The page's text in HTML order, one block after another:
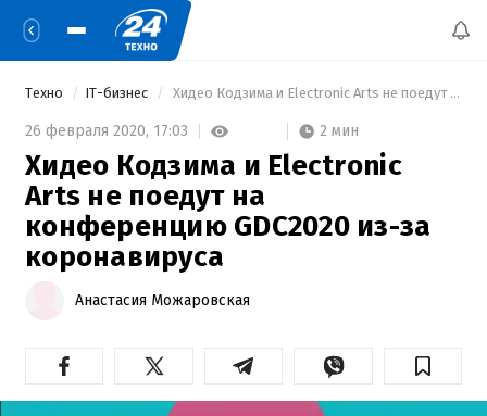
Техно IT-бизнес Хидео Кодзима и Electronic Arts не поедут на конференцию GDC2020 из-за коронавируса
26 февраля 2020, 17:03 2 мин
Хидео Кодзима и Electronic
Arts не поедут на
конференцию GDC2020 из-за
коронавируса
Анастасия Можаровская